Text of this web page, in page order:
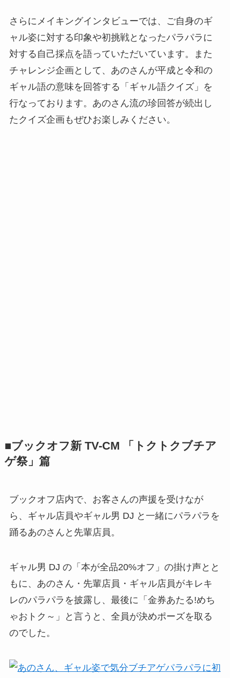
さらにメイキングインタビューでは、ご自身のギ
ャル姿に対する印象や初挑戦となったパラパラに
対する自己採点を語っていただいています。また
チャレンジ企画として、あのさんが平成と令和の
ギャル語の意味を回答する「ギャル語クイズ」を
行なっております。あのさん流の珍回答が続出し
たクイズ企画もぜひお楽しみください。
■ブックオフ新 TV-CM 「トクトクブチア
ゲ祭」篇
ブックオフ店内で、お客さんの声援を受けなが
ら、ギャル店員やギャル男 DJ と一緒にパラパラを
踊るあのさんと先輩店員。
ギャル男 DJ の「本が全品20%オフ」の掛け声とと
もに、あのさん・先輩店員・ギャル店員がキレキ
レのパラパラを披露し、最後に「金券あたる!めち
ゃおトク～」と言うと、全員が決めポーズを取る
のでした。